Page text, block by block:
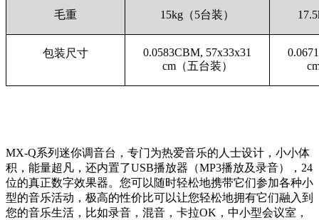
毛重 15kg（5台装）
包装尺寸
0.0583CBM, 57x33x31
cm（五台装）
MX-Q系列迷你调音台，专门为热爱音乐的人士设计，小小体
积，能量超凡，还内置了USB播放器（MP3播放及录音），24
位的真正数字效果器。您可以随时轻松地携带它们参加各种小
型的音乐活动，极高的性价比可以让您轻松地拥有它们融入到
您的音乐生活，比如录音，混音，卡拉OK，中小型会议室，